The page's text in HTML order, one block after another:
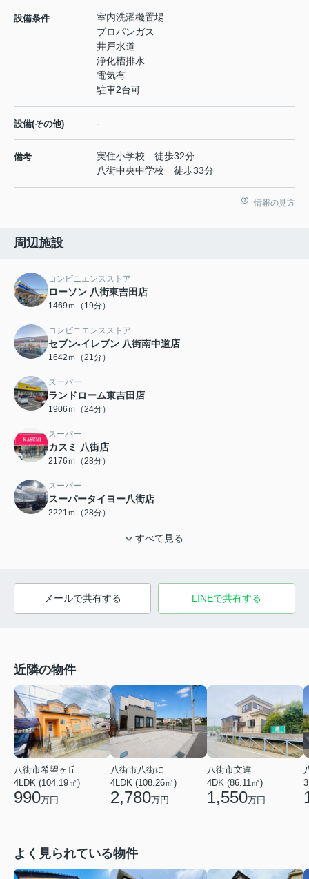
設備条件
室内洗濯機置場
プロパンガス
井戸水道
浄化槽排水
電気有
駐車2台可
設備(その他) -
備考
実住小学校 徒歩32分
八街中央中学校 徒歩33分
情報の見方
周辺施設
コンビニエンスストア
ローソン 八街東吉田店
1469ｍ（19分）
コンビニエンスストア
セブン-イレブン 八街南中道店
1642ｍ（21分）
スーパー
ランドローム東吉田店
1906ｍ（24分）
スーパー
カスミ 八街店
2176ｍ（28分）
スーパー
スーパータイヨー八街店
2221ｍ（28分）
すべて見る
メールで共有する LINEで共有する
近隣の物件
八街市希望ヶ丘
4LDK (104.19㎡)
990万円
八街市八街に
4LDK (108.26㎡)
2,780万円
八街市文違
4DK (86.11㎡)
1,550万円
よく見られている物件